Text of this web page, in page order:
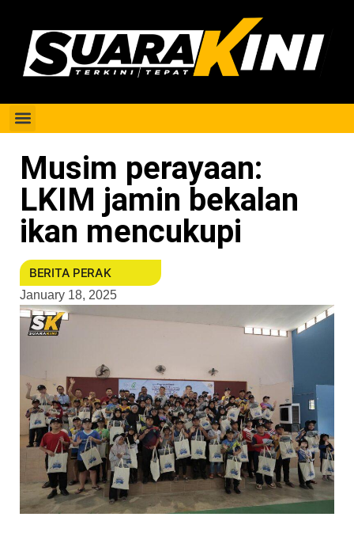
Musim perayaan:
LKIM jamin bekalan
ikan mencukupi
BERITA PERAK
January 18, 2025